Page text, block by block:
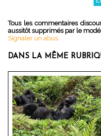
Tous les commentaires
aussitôt supprimés par le
Signaler un abus
DANS LA MÊME